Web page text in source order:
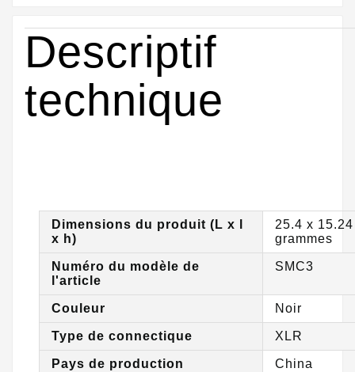
Descriptif
technique
Dimensions du produit (L x l
x h)
25.4 x
grammes
Numéro du modèle de
l'article
SMC3
Couleur Noir
Type de connectique XLR
Pays de production China